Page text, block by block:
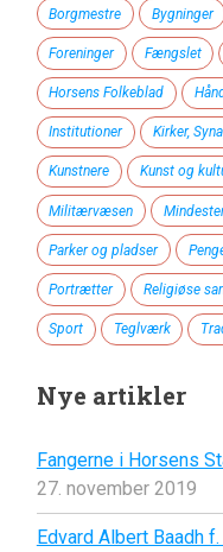
Borgmestre Bygninger
Foreninger Fængslet
Horsens Folkeblad
Institutioner Kirker,
Kunstnere Kunst og
Militærvæsen
Parker og pladser
Portrætter Religiøse
Sport Teglværk
Nye artikler
Fangerne i Horsens
27. november 2019
Edvard Albert Baadh